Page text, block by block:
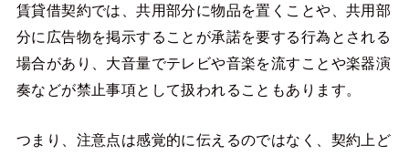
賃貸借契約では、共用部分に物品を置くことや、共用部
分に広告物を掲示することが承諾を要する行為とされる
場合があり、大音量でテレビや音楽を流すことや楽器演
奏などが禁止事項として扱われることもあります。
つまり、注意点は感覚的に伝えるのではなく、契約上ど